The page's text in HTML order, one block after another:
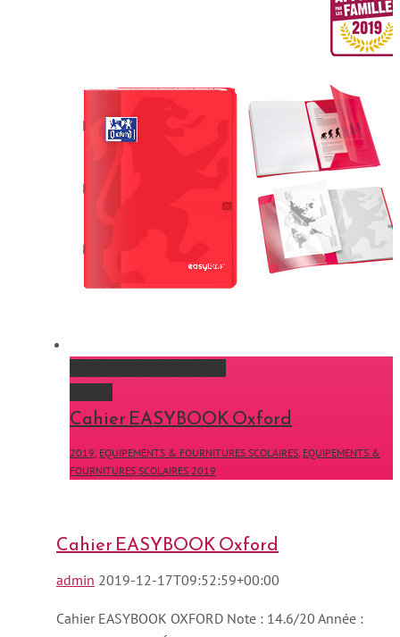
Cahier EASYBOOK Oxford
2019 EQUIPEMENTS & FOURNITURES SCOLAIRES EQUIPEMENTS &
FOURNITURES SCOLAIRES 2019
Cahier EASYBOOK Oxford
admin 2019-12-17T09:52:59+00:00
Cahier EASYBOOK OXFORD Note : 14.6/20 Année :